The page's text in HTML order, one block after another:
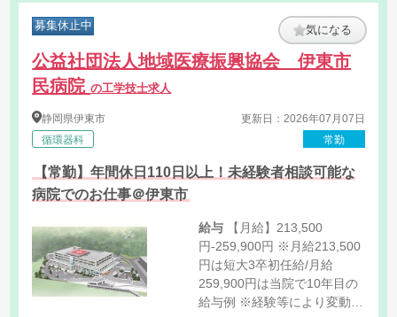
募集休止中 気になる
公益社団法人地域医療振興協会 伊東市
民病院の工学技士求人
静岡県伊東市
循環器科
更新日：2026年07月07日
常勤
【常勤】年間休日110日以上！未経験者相談可能な
病院でのお仕事＠伊東市
給与
円-259,900円 ※月給213,500
円は短大3卒初任給/月給
259,900円は当院で10年目の
給与例 ※経験等により変動有